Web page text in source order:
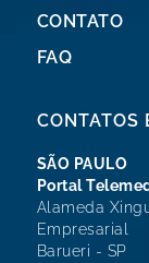
CONTATO
FAQ
CONTATOS
SÃO PAULO
Portal
Alameda
Empresarial
Barueri - SP